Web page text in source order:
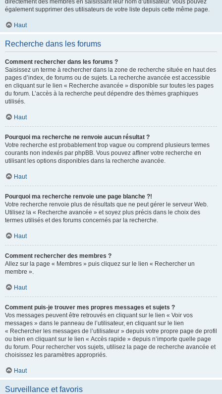
directement des membres en saisissant leur nom d’utilisateur. Vous pouvez
également supprimer des utilisateurs de votre liste depuis cette même page.
Haut
Recherche dans les forums
Comment rechercher dans les forums ?
Saisissez un terme à rechercher dans la zone de recherche située en haut des
pages d’index, de forums ou de sujets. La recherche avancée est accessible
en cliquant sur le lien « Recherche avancée » disponible sur toutes les pages
du forum. L’accès à la recherche peut dépendre des thèmes graphiques
utilisés.
Haut
Pourquoi ma recherche ne renvoie aucun résultat ?
Votre recherche est probablement trop vague ou comprend plusieurs termes
courants non indexés par phpBB. Vous pouvez affiner votre recherche en
utilisant les options disponibles dans la recherche avancée.
Haut
Pourquoi ma recherche renvoie une page blanche ?!
Votre recherche renvoie plus de résultats que ne peut gérer le serveur Web.
Utilisez la « Recherche avancée » et soyez plus précis dans le choix des
termes utilisés et des forums concernés par la recherche.
Haut
Comment rechercher des membres ?
Allez sur la page « Membres » puis cliquez sur le lien « Rechercher un
membre ».
Haut
Comment puis-je trouver mes propres messages et sujets ?
Vos messages peuvent être retrouvés en cliquant sur le lien « Voir vos
messages » dans le panneau de l’utilisateur, en cliquant sur le lien
« Rechercher les messages de l’utilisateur » depuis votre propre page de profil
ou bien en cliquant sur le lien « Accès rapide » depuis n’importe quelle page
du forum. Pour rechercher vos sujets, utilisez la page de recherche avancée et
choisissez les paramètres appropriés.
Haut
Surveillance et favoris